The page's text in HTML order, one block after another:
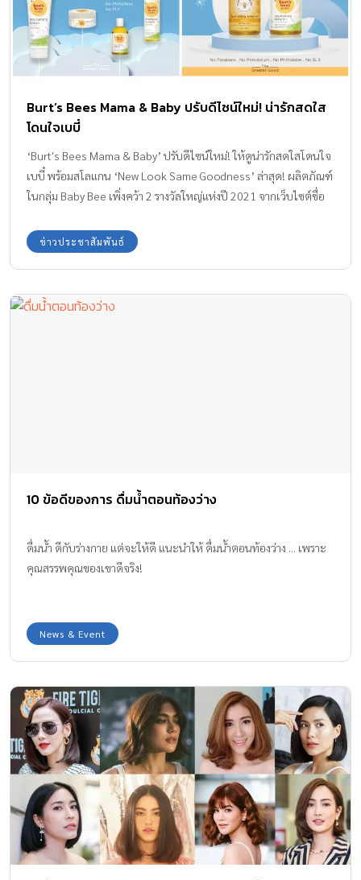
Burt’s Bees Mama & Baby ปรับดีไซน์ใหม่! น่ารักสดใส
โดนใจเบบี๋
‘Burt's Bees Mama & Baby’ ปรับดีไซน์ใหม่! ให้ดูน่ารักสดใสโดนใจ
เบบี๋ พร้อมสโลแกน ‘New Look Same Goodness’ ล่าสุด! ผลิตภัณฑ์
ในกลุ่ม Baby Bee เพิ่งคว้า 2 รางวัลใหญ่แห่งปี 2021 จากเว็บไซต์ชื่อ
ข่าวประชาสัมพันธ์
10 ข้อดีของการ ดื่มน้ำตอนท้องว่าง
ดื่มน้ำ ดีกับร่างกาย แต่จะให้ดี แนะนำให้ ดื่มน้ำตอนท้องว่าง ... เพราะ
คุณสรรพคุณของเขาดีจริง!
News & Event